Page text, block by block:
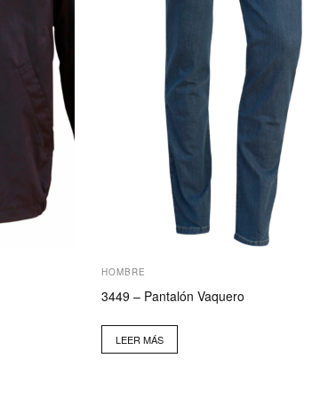
HOMBRE
3449 – Pantalón Vaquero
LEER MÁS